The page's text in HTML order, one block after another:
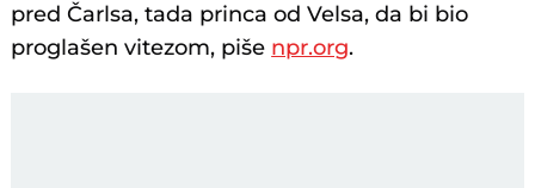
pred Čarlsa, tada princa od Velsa, da bi bio
proglašen vitezom, piše npr.org.